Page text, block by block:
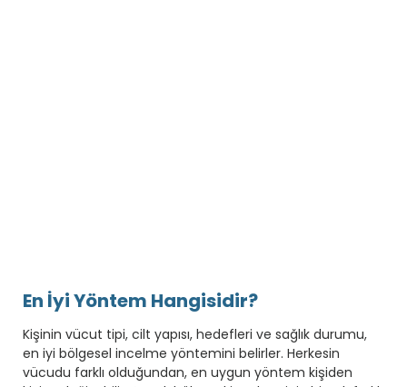
En İyi Yöntem Hangisidir?
Kişinin vücut tipi, cilt yapısı, hedefleri ve sağlık durumu,
en iyi bölgesel incelme yöntemini belirler. Herkesin
vücudu farklı olduğundan, en uygun yöntem kişiden